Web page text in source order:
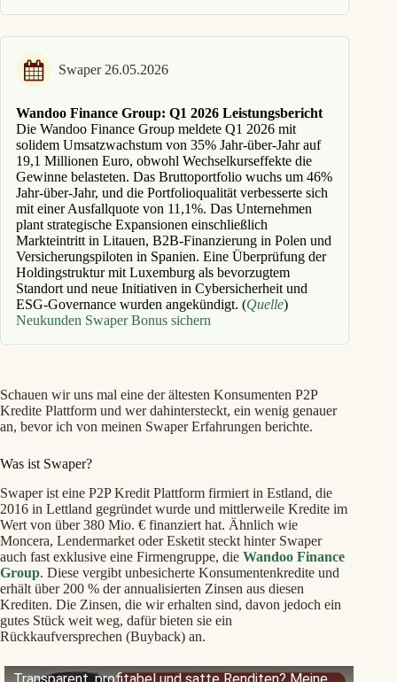
Swaper 26.05.2026
Wandoo Finance Group: Q1 2026 Leistungsbericht
Die Wandoo Finance Group meldete Q1 2026 mit
solidem Umsatzwachstum von 35% Jahr-über-Jahr auf
19,1 Millionen Euro, obwohl Wechselkurseffekte die
Gewinne belasteten. Das Bruttoportfolio wuchs um 46%
Jahr-über-Jahr, und die Portfolioqualität verbesserte sich
mit einer Ausfallquote von 11,1%. Das Unternehmen
plant strategische Expansionen einschließlich
Markteintritt in Litauen, B2B-Finanzierung in Polen und
Versicherungspiloten in Spanien. Eine Überprüfung der
Holdingstruktur mit Luxemburg als bevorzugtem
Standort und neue Initiativen in Cybersicherheit und
ESG-Governance wurden angekündigt. (Quelle)
Neukunden Swaper Bonus sichern
Schauen wir uns mal eine der ältesten Konsumenten P2P
Kredite Plattform und wer dahintersteckt, ein wenig genauer
an, bevor ich von meinen Swaper Erfahrungen berichte.
Was ist Swaper?
Swaper ist eine P2P Kredit Plattform firmiert in Estland, die
2016 in Lettland gegründet wurde und mittlerweile Kredite im
Wert von über 380 Mio. € finanziert hat. Ähnlich wie
Moncera, Lendermarket oder Esketit steckt hinter Swaper
auch fast exklusive eine Firmengruppe, die Wandoo Finance
Group. Diese vergibt unbesicherte Konsumentenkredite und
erhält über 200 % der annualisierten Zinsen aus diesen
Krediten. Die Zinsen, die wir erhalten sind, davon jedoch ein
gutes Stück weit weg, dafür bieten sie ein
Rückkaufversprechen (Buyback) an.